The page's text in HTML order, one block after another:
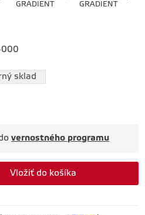
GRADIENT
GRADIENT
5.0 lime/black
sklad
vernostného programu